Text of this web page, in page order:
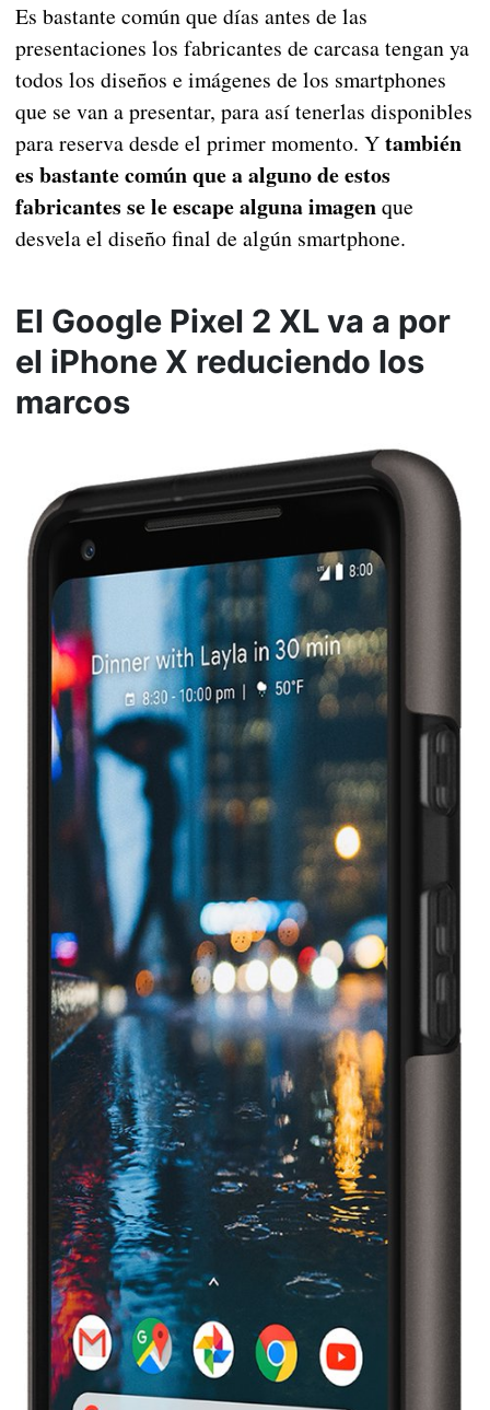
Es bastante común que días antes de las
presentaciones los fabricantes de carcasa tengan ya
todos los diseños e imágenes de los smartphones
que se van a presentar, para así tenerlas disponibles
para reserva desde el primer momento. Ytambién
es bastante común que a alguno de estos
fabricantes se le escape alguna imagenque
desvela el diseño final de algún smartphone.
El Google Pixel 2 XL va a por
el iPhone X reduciendo los
marcos